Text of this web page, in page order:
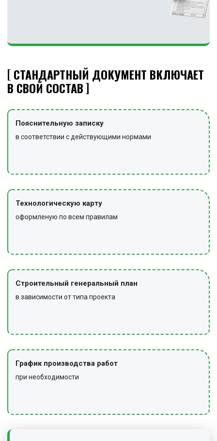
СТАНДАРТНЫЙ ДОКУМЕНТ ВКЛЮЧАЕТ
В СВОЙ СОСТАВ
Пояснительную записку
в соответствии с действующими нормами
Технологическую карту
оформленую по всем правилам
Строительный генеральный план
в зависимости от типа проекта
График производства работ
при необходимости